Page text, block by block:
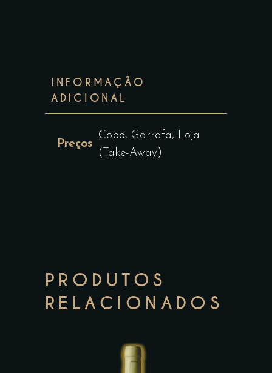
INFORMAÇÃO
ADICIONAL
Preços
Copo, Garrafa, Loja
(Take-Away)
PRODUTOS
RELACIONADOS